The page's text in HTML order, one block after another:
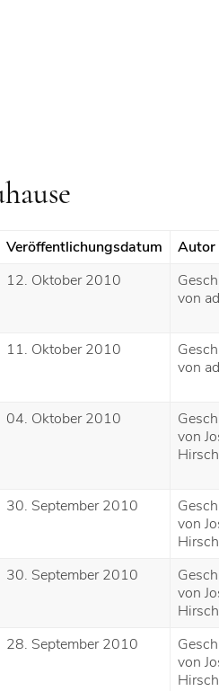
Veröffentlichungsdatum
Autor
12. Oktober 2010
von
11. Oktober 2010
von
04. Oktober 2010
von
Hirsch
30. September 2010
von
Hirsch
30. September 2010
von
Hirsch
28. September 2010
von
Hirsch